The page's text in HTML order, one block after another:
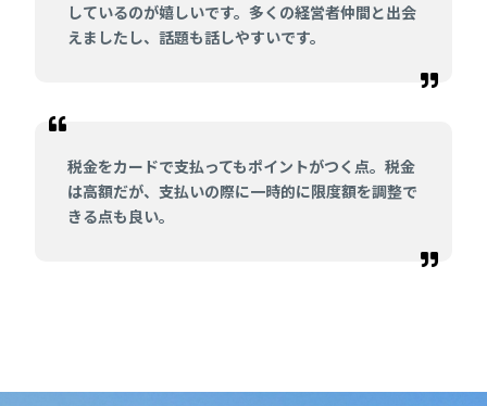
しているのが嬉しいです。多くの経営者仲間と出会
えましたし、話題も話しやすいです。
税金をカードで支払ってもポイントがつく点。税金
は高額だが、支払いの際に一時的に限度額を調整で
きる点も良い。